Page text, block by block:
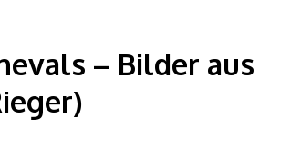
– Bilder aus